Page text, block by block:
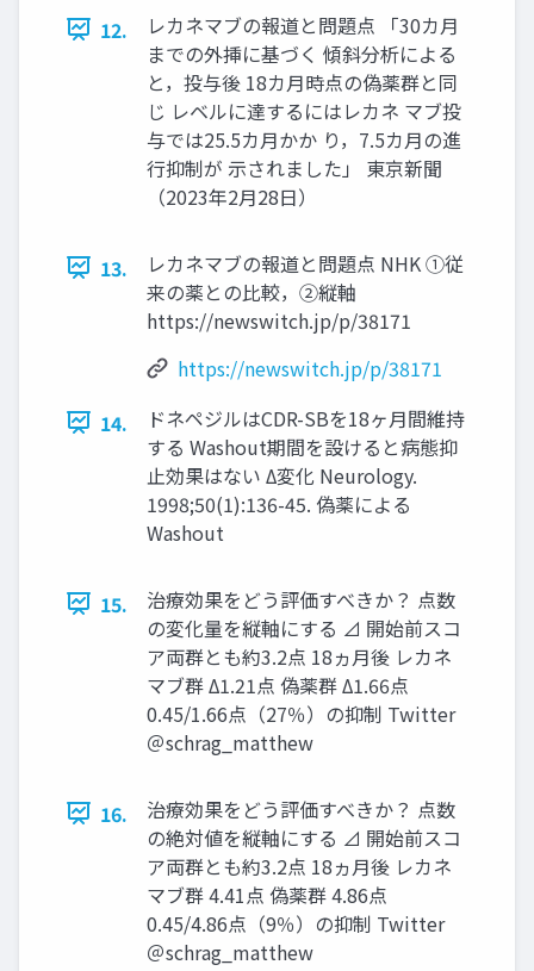
12.
レカネマブの報道と問題点 「30カ月
までの外挿に基づく 傾斜分析による
と，投与後 18カ月時点の偽薬群と同
じ レベルに達するにはレカネ マブ投
与では25.5カ月かか り，7.5カ月の進
行抑制が 示されました」 東京新聞
（2023年2月28日）
13.
レカネマブの報道と問題点 NHK ①従
来の薬との比較，②縦軸
https://newswitch.jp/p/38171
https://newswitch.jp/p/38171
14.
ドネペジルはCDR-SBを18ヶ月間維持
する Washout期間を設けると病態抑
止効果はない Δ変化 Neurology.
1998;50(1):136-45. 偽薬による
Washout
15.
治療効果をどう評価すべきか？ 点数
の変化量を縦軸にする ⊿ 開始前スコ
ア両群とも約3.2点 18ヵ月後 レカネ
マブ群 Δ1.21点 偽薬群 Δ1.66点
0.45/1.66点（27％）の抑制 Twitter
＠schrag_matthew
16.
治療効果をどう評価すべきか？ 点数
の絶対値を縦軸にする ⊿ 開始前スコ
ア両群とも約3.2点 18ヵ月後 レカネ
マブ群 4.41点 偽薬群 4.86点
0.45/4.86点（9％）の抑制 Twitter
＠schrag_matthew